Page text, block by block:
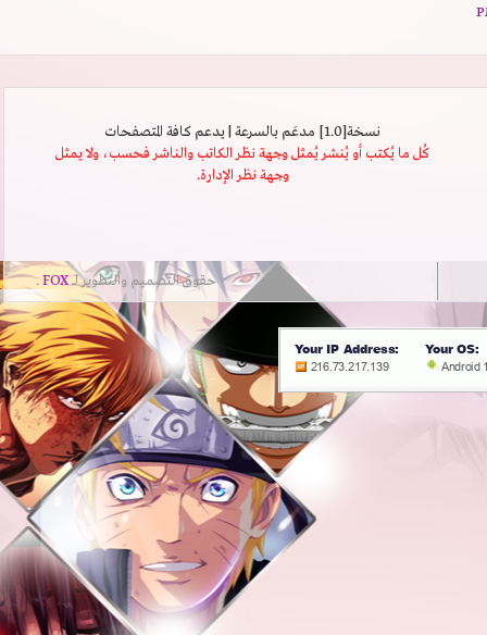
نسخة[1.0] مدعَم بالسرعة | يدعم كافة المتصفحات
كُل ما يُكتب أو يُنشر يُمثل وجهة نظر الكاتب والناشر فحسب، ولا يمثل
وجهة نظر الإدارة.
حقوق التصميم والتطوير لــFOX
.